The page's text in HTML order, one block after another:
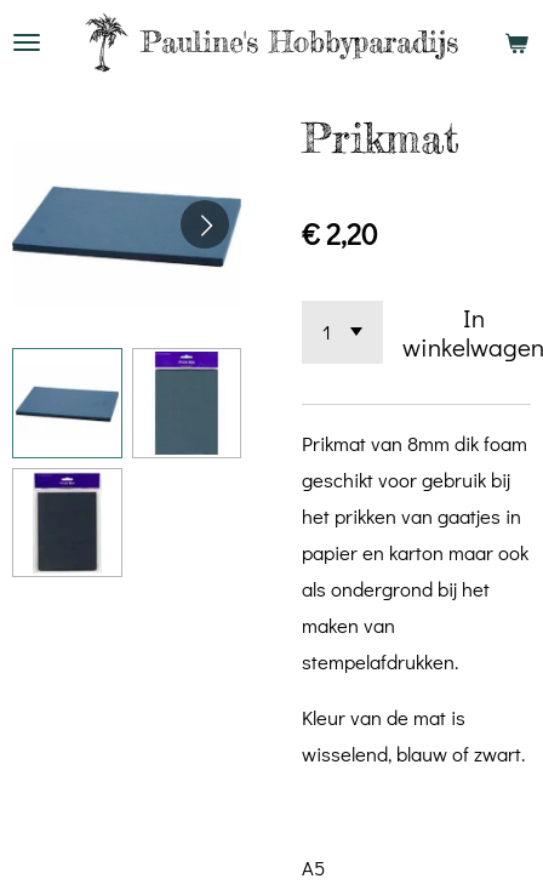
Ga
Pauline'sHobbyparadijs
Prikmat
€ 2,20
In
Prikmat van 8mm dik foam
geschikt voor gebruik bij
het prikken van gaatjes in
papier en karton maar ook
als ondergrond bij het
maken van
stempelafdrukken.
Kleur van de mat is
wisselend, blauw of zwart.
A5